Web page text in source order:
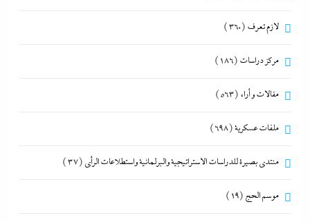
لازم تعرف (360)
مركز دراسات (186)
مقالات و أراء (563)
ملفات عسكرية(698)
منتدى بصيرة للدراسات الاستراتيجية والبرلمانية واستطلاعات الرأى (37)
موسم الحج (19)